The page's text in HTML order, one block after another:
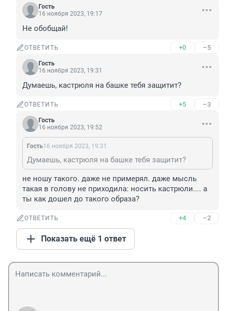
Гость
16 ноября 2023, 19:17
Не обобщай!
ОТВЕТИТЬ +0 –5
Гость
16 ноября 2023, 19:31
Думаешь, кастрюля на башке тебя защитит?
ОТВЕТИТЬ +5 –3
Гость
16 ноября 2023, 19:52
Гость16 ноября 2023, 19:31
Думаешь, кастрюля на башке тебя защитит?
не ношу такого. даже не примерял. даже мысль
такая в голову не приходила: носить кастрюли.... а
ты как дошел до такого образа?
ОТВЕТИТЬ +4 –2
Показать ещё 1 ответ